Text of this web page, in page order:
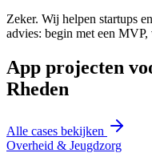
Zeker. Wij helpen startups
advies: begin met een
App projecten
Rheden
Alle cases bekijken
Overheid & Jeugdzorg